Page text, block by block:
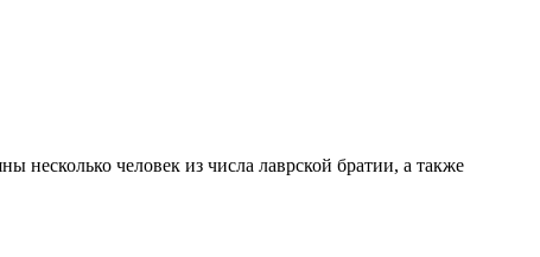
несколько человек из числа лаврской братии, а также